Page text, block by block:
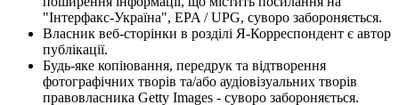
"Інтерфакс-Україна", EPA / UPG, суворо забороняється.
Власник веб-сторінки в розділі Я-Корреспондент є автор
публікації.
Будь-яке копіювання, передрук та відтворення
фотографічних творів та/або аудіовізуальних творів
правовласника Getty Images - суворо забороняється.